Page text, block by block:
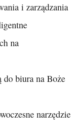
i zarządzania
na
do biura na Boże
narzędzie